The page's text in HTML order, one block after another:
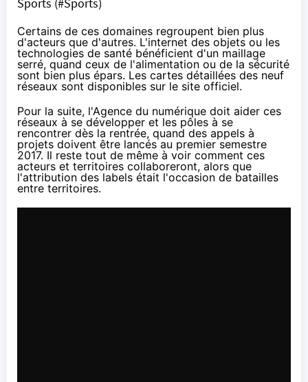
Certains de ces domaines regroupent bien plus
d'acteurs que d'autres. L'internet des objets ou les
technologies de santé bénéficient d'un maillage
serré, quand ceux de l'alimentation ou de la sécurité
sont bien plus épars. Les cartes détaillées des neuf
réseaux sont disponibles sur le site officiel.
Pour la suite, l'Agence du numérique doit aider ces
réseaux à se développer et les pôles à se
rencontrer dès la rentrée, quand des appels à
projets doivent être lancés au premier semestre
2017. Il reste tout de même à voir comment ces
acteurs et territoires collaboreront, alors que
l'attribution des labels était l'occasion de batailles
entre territoires.